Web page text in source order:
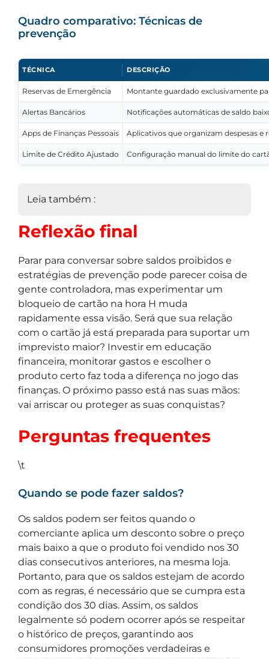
Quadro comparativo: Técnicas de
prevenção
TÉCNICA DESCRIÇÃO
Reservas de Emergência Montante guardado exclusivamente
Alertas Bancários Notificações automáticas de saldo
Apps de Finanças Pessoais Aplicativos que organizam despesas e
Limite de Crédito Ajustado Configuração manual do limite do
Leia também :
Reflexão final
Parar para conversar sobre saldos proibidos e
estratégias de prevenção pode parecer coisa de
gente controladora, mas experimentar um
bloqueio de cartão na hora H muda
rapidamente essa visão. Será que sua relação
com o cartão já está preparada para suportar um
imprevisto maior? Investir em educação
financeira, monitorar gastos e escolher o
produto certo faz toda a diferença no jogo das
finanças. O próximo passo está nas suas mãos:
vai arriscar ou proteger as suas conquistas?
Perguntas frequentes
\t
Quando se pode fazer saldos?
Os saldos podem ser feitos quando o
comerciante aplica um desconto sobre o preço
mais baixo a que o produto foi vendido nos 30
dias consecutivos anteriores, na mesma loja.
Portanto, para que os saldos estejam de acordo
com as regras, é necessário que se cumpra esta
condição dos 30 dias. Assim, os saldos
legalmente só podem ocorrer após se respeitar
o histórico de preços, garantindo aos
consumidores promoções verdadeiras e